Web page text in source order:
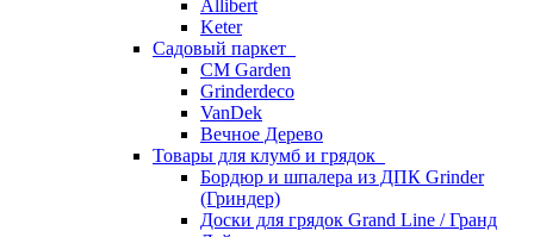
Allibert
Keter
Садовый паркет
CM Garden
Grinderdeco
VanDek
Вечное Дерево
Товары для клумб и грядок
Бордюр и шпалера из ДПК Grinder
(Гриндер)
Доски для грядок Grand Line / Гранд